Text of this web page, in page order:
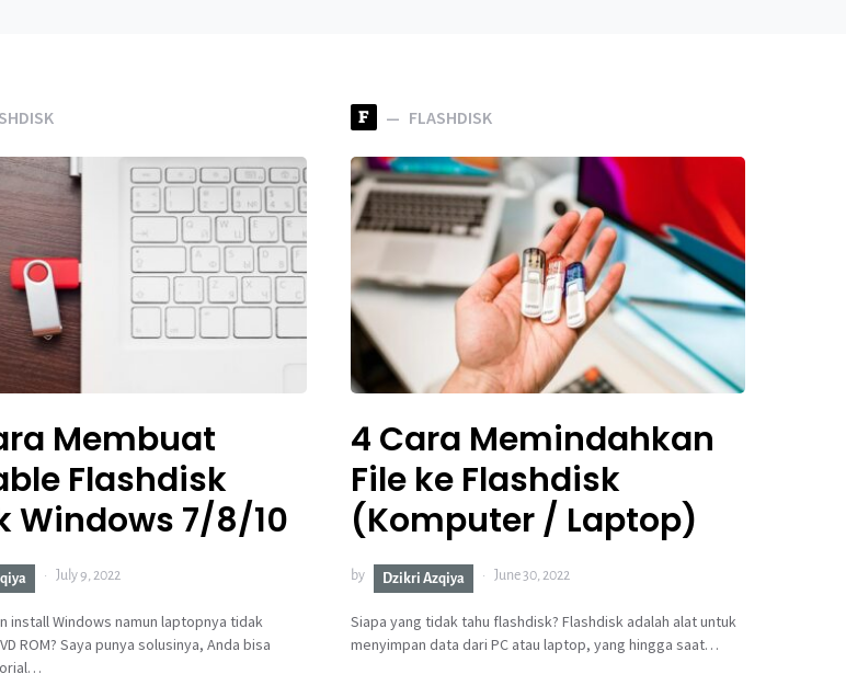
Membuat
Flashdisk
Windows 7/8/10
July 9, 2022
install Windows namun laptopnya tidak
ROM? Saya punya solusinya, Anda bisa
F FLASHDISK
4 Cara Memindahkan
File ke Flashdisk
(Komputer / Laptop)
by Dzikri Azqiya June 30, 2022
Siapa yang tidak tahu flashdisk? Flashdisk adalah alat untuk
menyimpan data dari PC atau laptop, yang hingga saat…